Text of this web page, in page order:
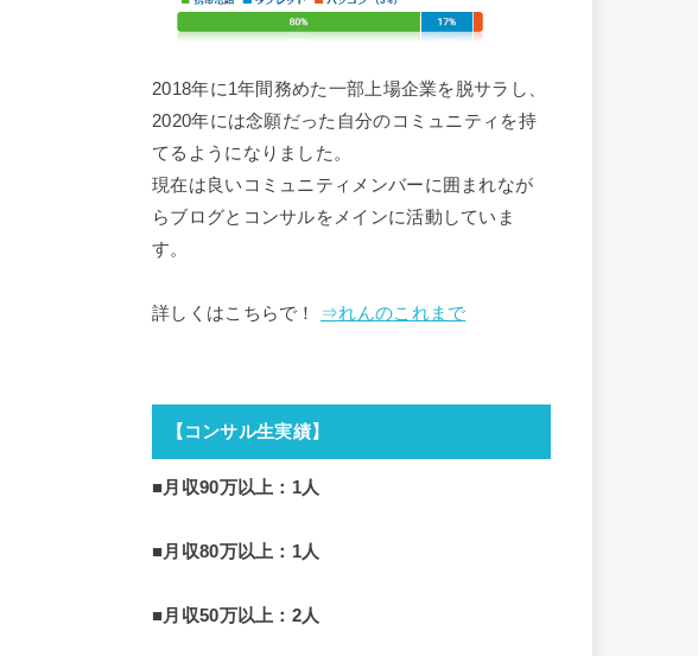
2018年に1年間務めた一部上場企業を脱サラし、
2020年には念願だった自分のコミュニティを持
てるようになりました。
現在は良いコミュニティメンバーに囲まれなが
らブログとコンサルをメインに活動していま
す。
詳しくはこちらで！ ⇒れんのこれまで
【コンサル生実績】
■月収90万以上：1人
■月収80万以上：1人
■月収50万以上：2人